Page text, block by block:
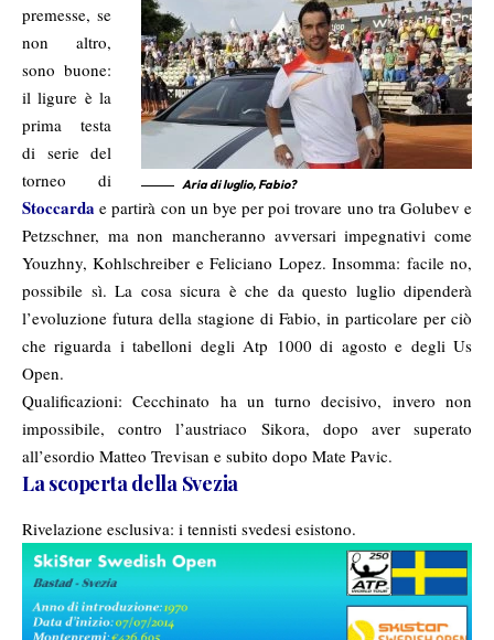
Aria di luglio, Fabio?
premesse, se
non altro,
sono buone:
il ligure è la
prima testa
di serie del
torneo di
Stoccarda e partirà con un bye per poi trovare uno tra Golubev e
Petzschner, ma non mancheranno avversari impegnativi come
Youzhny, Kohlschreiber e Feliciano Lopez. Insomma: facile no,
possibile sì. La cosa sicura è che da questo luglio dipenderà
l’evoluzione futura della stagione di Fabio, in particolare per ciò
che riguarda i tabelloni degli Atp 1000 di agosto e degli Us
Open.
Qualificazioni: Cecchinato ha un turno decisivo, invero non
impossibile, contro l’austriaco Sikora, dopo aver superato
all’esordio Matteo Trevisan e subito dopo Mate Pavic.
La scoperta della Svezia
Rivelazione esclusiva: i tennisti svedesi esistono.